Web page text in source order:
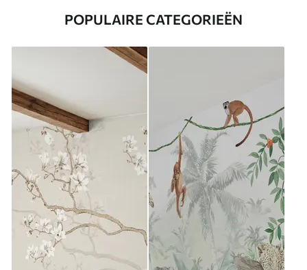
POPULAIRE CATEGORIEËN